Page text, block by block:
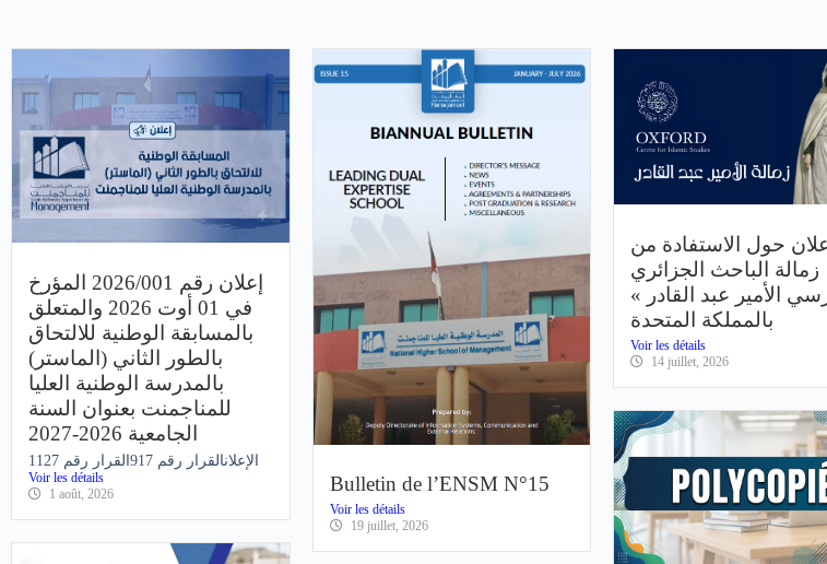
إعلان رقم 2026/001 المؤرخ
في 01 أوت 2026 والمتعلق
بالمسابقة الوطنية للالتحاق
بالطور الثاني (الماستر)
بالمدرسة الوطنية العليا
للمناجمنت بعنوان السنة
الجامعية 2026-2027
الإعلانالقرار رقم 917القرار رقم 1127
Voir les détails
1 août, 2026
Bulletin de l’ENSM N°15
Voir les détails
19 juillet, 2026
حول الاستفادة من
زمالة الباحث الجزائري
الأمير عبد القادر »
بالمملكة المتحدة
Voir les détails
14 juillet, 2026